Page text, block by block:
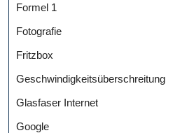
Formel 1
Fotografie
Fritzbox
Geschwindigkeitsüberschreitung
Glasfaser Internet
Google